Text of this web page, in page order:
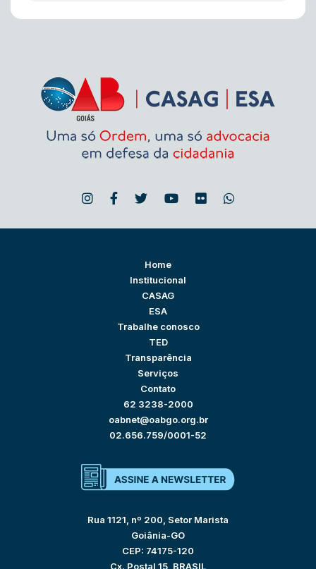
Home
Institucional
CASAG
ESA
Trabalhe conosco
TED
Transparência
Serviços
Contato
62 3238-2000
oabnet@oabgo.org.br
02.656.759/0001-52
Rua 1121, nº 200, Setor Marista
Goiânia-GO
CEP: 74175-120
Cx. Postal 15, BRASIL